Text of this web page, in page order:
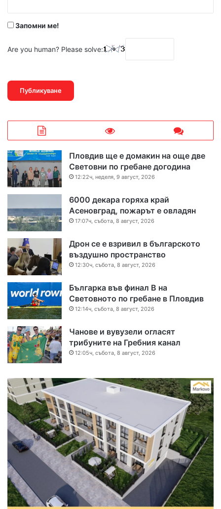
Запомни ме!
Are you human? Please solve:
Пловдив ще е домакин на още две
Световни по гребане догодина
12:22ч, неделя, 9 август, 2026
6000 декара горяха край
Асеновград, пожарът е овладян
17:07ч, събота, 8 август, 2026
Дрон се е взривил в българското
въздушно пространство
12:30ч, събота, 8 август, 2026
Българка във финал B на
Световното по гребане в Пловдив
12:14ч, събота, 8 август, 2026
Чанове и вувузели огласят
трибуните на Гребния канал
12:05ч, събота, 8 август, 2026